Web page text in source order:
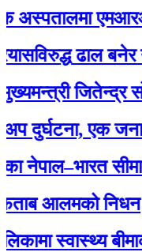
एमआरआई
ढाल बनेर
जितेन्द्र सोनलले
एक जनाकाे
सीमा नाका
निधन
स्वास्थ्य बीमाको